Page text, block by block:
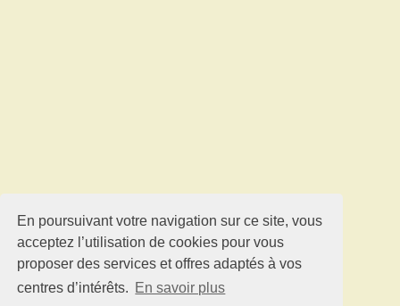
En poursuivant votre navigation sur ce site, vous
acceptez l’utilisation de cookies pour vous
proposer des services et offres adaptés à vos
centres d’intérêts. En savoir plus